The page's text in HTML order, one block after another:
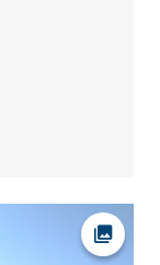
Ava